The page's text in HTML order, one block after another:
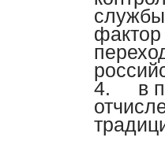
4.
в